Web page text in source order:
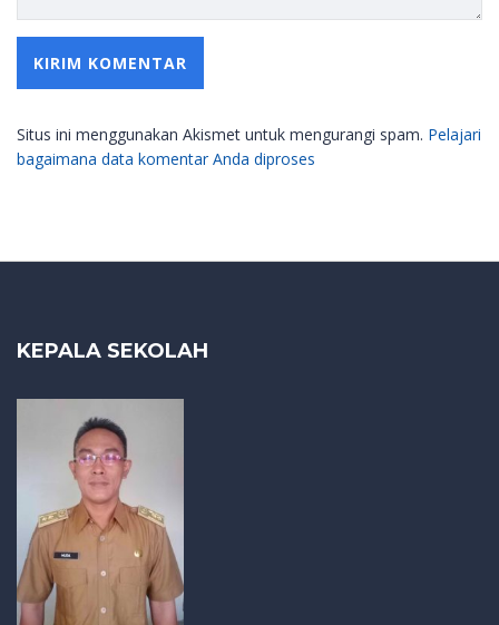
Situs ini menggunakan Akismet untuk mengurangi spam. Pelajari
bagaimana data komentar Anda diproses
KEPALA SEKOLAH